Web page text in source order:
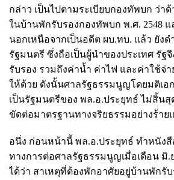
กล่าว เป็นไปตามระเบียบกองทัพบก ว่า
ในบ้านพักรับรองกองทัพบก พ.ศ. 2548
นอกเหนือจากเป็นอดีต ผบ.ทบ. แล้ว ยัง
รัฐมนตรี ซึ่งถือเป็นผู้นำของประเทศ รัฐ
รับรอง รวมถึงค่าน้ำ ค่าไฟ และค่าใช้จ่า
ให้ด้วย ดังนั้นศาลรัฐธรรมนูญโดยมติเอ
เป็นรัฐมนตรีของ พล.อ.ประยุทธ์ ไม่สิ้นสุ
ขัดต่อมาตรฐานทางจริยธรรมอย่างร้าย
อนึ่ง ก่อนหน้านี้ พล.อ.ประยุทธ์ ทำหนังสื
ทางการต่อศาลรัฐธรรมนูญเมื่อเดือน มิ.
ได้ว่า สาเหตุที่ต้องพักอาศัยอยู่บ้านพักรับ